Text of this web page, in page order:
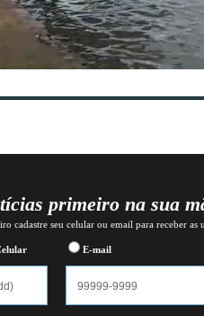
primeiro na sua
cadastre seu celular ou email para receber as
E-mail